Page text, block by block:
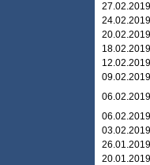
27.02.2019
24.02.2019
20.02.2019
18.02.2019
12.02.2019
09.02.2019
06.02.2019
06.02.2019
03.02.2019
26.01.2019
20.01.2019